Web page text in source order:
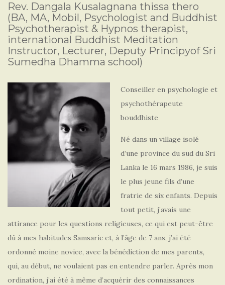
Rev. Dangala Kusalagnana thissa thero
(BA, MA, Mobil, Psychologist and Buddhist
Psychotherapist & Hypnos therapist,
international Buddhist Meditation
Instructor, Lecturer, Deputy Principyof Sri
Sumedha Dhamma school)
Conseiller en psychologie et
psychothérapeute
bouddhiste
Né dans un village isolé
d’une province du sud du Sri
Lanka le 16 mars 1986, je suis
le plus jeune fils d’une
fratrie de six enfants. Depuis
tout petit, j’avais une
attirance pour les questions religieuses, ce qui est peut-être
dû à mes habitudes Samsaric et, à l’âge de 7 ans, j’ai été
ordonné moine novice, avec la bénédiction de mes parents,
qui, au début, ne voulaient pas en entendre parler. Après mon
ordination, j’ai été à même d’acquérir des connaissances